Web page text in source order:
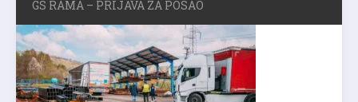
GS RAMA – PRIJAVA ZA POSAO